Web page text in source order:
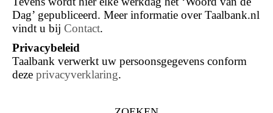
Dag’ gepubliceerd. Meer informatie over Taalbank.nl
vindt u bij Contact.
Privacybeleid
Taalbank verwerkt uw persoonsgegevens conform
deze privacyverklaring.